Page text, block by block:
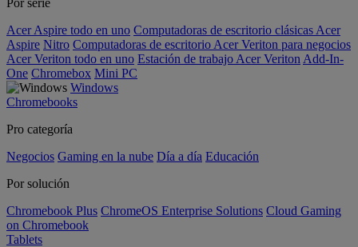
Por serie
Acer Aspire todo en uno Computadoras de escritorio clásicas Acer
Aspire Nitro Computadoras de escritorio Acer Veriton para negocios
Acer Veriton todo en uno Estación de trabajo Acer Veriton Add-In-
One Chromebox Mini PC
Windows
Chromebooks
Pro categoría
Negocios Gaming en la nube Día a día Educación
Por solución
Chromebook Plus ChromeOS Enterprise Solutions Cloud Gaming
on Chromebook
Tablets